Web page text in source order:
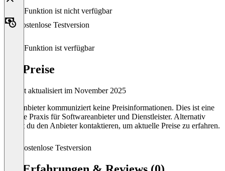
Diese Funktion ist nicht verfügbar
Kostenlose Testversion
Diese Funktion ist verfügbar
tye Preise
Zuletzt aktualisiert im November 2025
Der Anbieter kommuniziert keine Preisinformationen. Dies ist eine
übliche Praxis für Softwareanbieter und Dienstleister. Alternativ
kannst du den Anbieter kontaktieren, um aktuelle Preise zu erfahren.
Kostenlose Testversion